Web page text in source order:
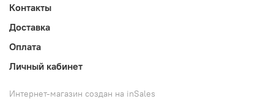
Контакты
Доставка
Оплата
Личный кабинет
Интернет-магазин создан на inSales